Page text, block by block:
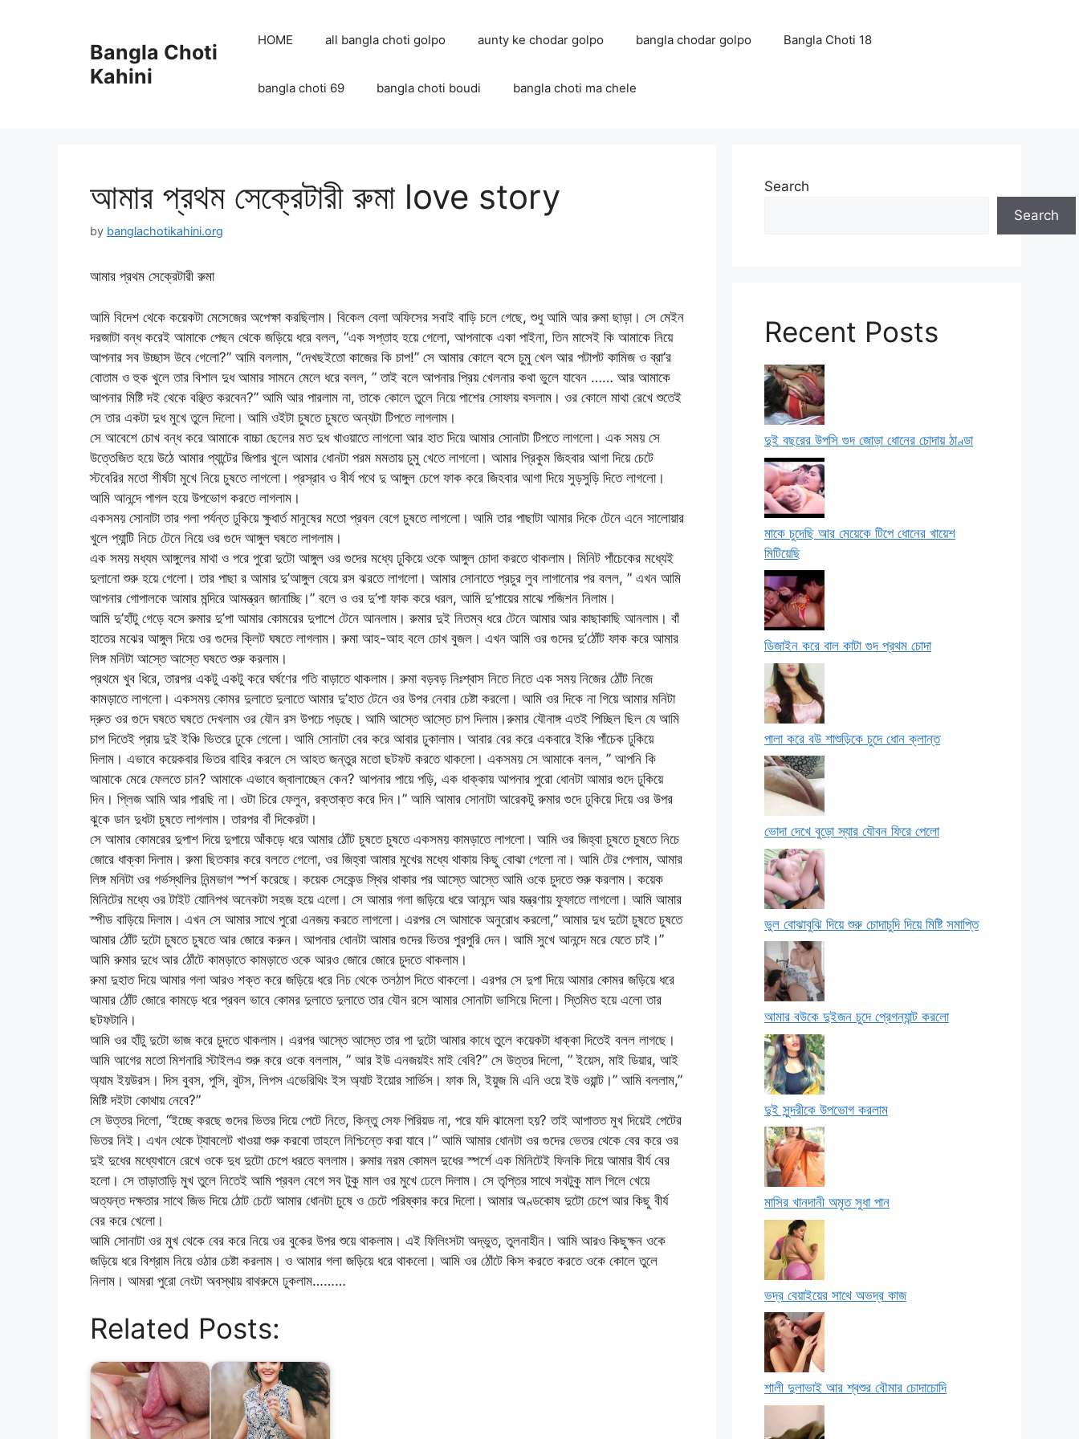
Bangla Choti
Kahini
HOME all bangla choti golpo aunty ke chodar golpo bangla chodar golpo Bangla Choti 18
bangla choti 69 bangla choti boudi bangla choti ma chele
আমার প্রথম সেক্রেটারী রুমা love story
by banglachotikahini.org
আমার প্রথম সেক্রেটারী রুমা
আমি বিদেশ থেকে কয়েকটা মেসেজের অপেক্ষা করছিলাম। বিকেল বেলা অফিসের সবাই বাড়ি চলে গেছে, শুধু আমি আর রুমা ছাড়া। সে মেইন
দরজাটা বন্ধ করেই আমাকে পেছন থেকে জড়িয়ে ধরে বলল, “এক সপ্তাহ হয়ে গেলো, আপনাকে একা পাইনা, তিন মাসেই কি আমাকে নিয়ে
আপনার সব উচ্ছাস উবে গেলো?” আমি বললাম, “দেখছইতো কাজের কি চাপ!” সে আমার কোলে বসে চুমু খেল আর পটাপট কামিজ ও ব্রা’র
বোতাম ও হুক খুলে তার বিশাল দুধ আমার সামনে মেলে ধরে বলল, ” তাই বলে আপনার প্রিয় খেলনার কথা ভুলে যাবেন …… আর আমাকে
আপনার মিষ্টি দই থেকে বঞ্ছিত করবেন?” আমি আর পারলাম না, তাকে কোলে তুলে নিয়ে পাশের সোফায় বসলাম। ওর কোলে মাথা রেখে শুতেই
সে তার একটা দুধ মুখে তুলে দিলো। আমি ওইটা চুষতে চুষতে অন্যটা টিপতে লাগলাম।
সে আবেশে চোখ বন্ধ করে আমাকে বাচ্চা ছেলের মত দুধ খাওয়াতে লাগলো আর হাত দিয়ে আমার সোনাটা টিপতে লাগলো। এক সময় সে
উত্তেজিত হয়ে উঠে আমার প্যান্টের জিপার খুলে আমার ধোনটা পরম মমতায় চুমু খেতে লাগলো। আমার প্রিকুম জিহবার আগা দিয়ে চেটে
স্টবেরির মতো শীর্ষটা মুখে নিয়ে চুষতে লাগলো। প্রস্রাব ও বীর্য পথে দু আঙ্গুল চেপে ফাক করে জিহবার আগা দিয়ে সুড়সুড়ি দিতে লাগলো।
আমি আনন্দে পাগল হয়ে উপভোগ করতে লাগলাম।
একসময় সোনাটা তার গলা পর্যন্ত ঢুকিয়ে ক্ষুধার্ত মানুষের মতো প্রবল বেগে চুষতে লাগলো। আমি তার পাছাটা আমার দিকে টেনে এনে সালোয়ার
খুলে প্যান্টি নিচে টেনে নিয়ে ওর গুদে আঙ্গুল ঘষতে লাগলাম।
এক সময় মধ্যম আঙ্গুলের মাথা ও পরে পুরো দুটো আঙ্গুল ওর গুদের মধ্যে ঢুকিয়ে ওকে আঙ্গুল চোদা করতে থাকলাম। মিনিট পাঁচেকের মধ্যেই
দুলানো শুরু হয়ে গেলো। তার পাছা র আমার দু’আঙ্গুল বেয়ে রস ঝরতে লাগলো। আমার সোনাতে প্রচুর লুব লাগানোর পর বলল, ” এখন আমি
আপনার গোপালকে আমার মন্দিরে আমন্ত্রন জানাচ্ছি।” বলে ও ওর দু’পা ফাক করে ধরল, আমি দু’পায়ের মাঝে পজিশন নিলাম।
আমি দু’হাঁটু গেড়ে বসে রুমার দু’পা আমার কোমরের দুপাশে টেনে আনলাম। রুমার দুই নিতম্ব ধরে টেনে আমার আর কাছাকাছি আনলাম। বাঁ
হাতের মঝের আঙ্গুল দিয়ে ওর গুদের ক্লিট ঘষতে লাগলাম। রুমা আহ-আহ বলে চোখ বুজল। এখন আমি ওর গুদের দু’ঠোঁট ফাক করে আমার
লিঙ্গ মনিটা আস্তে আস্তে ঘষতে শুরু করলাম।
প্রথমে খুব ধিরে, তারপর একটু একটু করে ঘর্ষণের গতি বাড়াতে থাকলাম। রুমা বড়বড় নিঃশ্বাস নিতে নিতে এক সময় নিজের ঠোঁট নিজে
কামড়াতে লাগলো। একসময় কোমর দুলাতে দুলাতে আমার দু’হাত টেনে ওর উপর নেবার চেষ্টা করলো। আমি ওর দিকে না গিয়ে আমার মনিটা
দ্রুত ওর গুদে ঘষতে ঘষতে দেখলাম ওর যৌন রস উপচে পড়ছে। আমি আস্তে আস্তে চাপ দিলাম।রুমার যৌনাঙ্গ এতই পিচ্ছিল ছিল যে আমি
চাপ দিতেই প্রায় দুই ইঞ্চি ভিতরে ঢুকে গেলো। আমি সোনাটা বের করে আবার ঢুকালাম। আবার বের করে একবারে ইঞ্চি পাঁচেক ঢুকিয়ে
দিলাম। এভাবে কয়েকবার ভিতর বাহির করলে সে আহত জন্তুর মতো ছটফট করতে থাকলো। একসময় সে আমাকে বলল, ” আপনি কি
আমাকে মেরে ফেলতে চান? আমাকে এভাবে জ্বালাচ্ছেন কেন? আপনার পায়ে পড়ি, এক ধাক্কায় আপনার পুরো ধোনটা আমার গুদে ঢুকিয়ে
দিন। প্লিজ আমি আর পারছি না। ওটা চিরে ফেলুন, রক্তাক্ত করে দিন।” আমি আমার সোনাটা আরেকটু রুমার গুদে ঢুকিয়ে দিয়ে ওর উপর
ঝুকে ডান দুধটা চুষতে লাগলাম। তারপর বাঁ দিকেরটা।
সে আমার কোমরের দুপাশ দিয়ে দুপায়ে আঁকড়ে ধরে আমার ঠোঁট চুষতে চুষতে একসময় কামড়াতে লাগলো। আমি ওর জিহ্বা চুষতে চুষতে নিচে
জোরে ধাক্কা দিলাম। রুমা ছিতকার করে বলতে গেলো, ওর জিহ্বা আমার মুখের মধ্যে থাকায় কিছু বোঝা গেলো না। আমি টের পেলাম, আমার
লিঙ্গ মনিটা ওর গর্ভস্থলির নিন্মভাগ স্পর্শ করেছে। কয়েক সেকেন্ড স্থির থাকার পর আস্তে আস্তে আমি ওকে চুদতে শুরু করলাম। কয়েক
মিনিটের মধ্যে ওর টাইট যোনিপথ অনেকটা সহজ হয়ে এলো। সে আমার গলা জড়িয়ে ধরে আনন্দে আর যন্ত্রণায় ফুফাতে লাগলো। আমি আমার
স্পীড বাড়িয়ে দিলাম। এখন সে আমার সাথে পুরো এনজয় করতে লাগলো। এরপর সে আমাকে অনুরোধ করলো,” আমার দুধ দুটো চুষতে চুষতে
আমার ঠোঁট দুটো চুষতে চুষতে আর জোরে করুন। আপনার ধোনটা আমার গুদের ভিতর পুরপুরি দেন। আমি সুখে আনন্দে মরে যেতে চাই।”
আমি রুমার দুধে আর ঠোঁটে কামড়াতে কামড়াতে ওকে আরও জোরে জোরে চুদতে থাকলাম।
রুমা দুহাত দিয়ে আমার গলা আরও শক্ত করে জড়িয়ে ধরে নিচ থেকে তলঠাপ দিতে থাকলো। এরপর সে দুপা দিয়ে আমার কোমর জড়িয়ে ধরে
আমার ঠোঁট জোরে কামড়ে ধরে প্রবল ভাবে কোমর দুলাতে দুলাতে তার যৌন রসে আমার সোনাটা ভাসিয়ে দিলো। স্তিমিত হয়ে এলো তার
ছটফটানি।
আমি ওর হাঁটু দুটো ভাজ করে চুদতে থাকলাম। এরপর আস্তে আস্তে তার পা দুটো আমার কাধে তুলে কয়েকটা ধাক্কা দিতেই বলল লাগছে।
আমি আগের মতো মিশনারি স্টাইলএ শুরু করে ওকে বললাম, ” আর ইউ এনজয়ইং মাই বেবি?” সে উত্তর দিলো, ” ইয়েস, মাই ডিয়ার, আই
অ্যাম ইয়উরস। দিস বুবস, পুসি, বুটস, লিপস এভেরিথিং ইস অ্যাট ইয়োর সার্ভিস। ফাক মি, ইয়ুজ মি এনি ওয়ে ইউ ওয়ান্ট।” আমি বললাম,”
মিষ্টি দইটা কোথায় নেবে?”
সে উত্তর দিলো, “ইচ্ছে করছে গুদের ভিতর দিয়ে পেটে নিতে, কিন্তু সেফ পিরিয়ড না, পরে যদি ঝামেলা হয়? তাই আপাতত মুখ দিয়েই পেটের
ভিতর নিই। এখন থেকে ট্যাবলেট খাওয়া শুরু করবো তাহলে নিশ্চিন্তে করা যাবে।” আমি আমার ধোনটা ওর গুদের ভেতর থেকে বের করে ওর
দুই দুধের মধ্যেখানে রেখে ওকে দুধ দুটো চেপে ধরতে বললাম। রুমার নরম কোমল দুধের স্পর্শে এক মিনিটেই ফিনকি দিয়ে আমার বীর্য বের
হলো। সে তাড়াতাড়ি মুখ তুলে নিতেই আমি প্রবল বেগে সব টুকু মাল ওর মুখে ঢেলে দিলাম। সে তৃপ্তির সাথে সবটুকু মাল গিলে খেয়ে
অত্যন্ত দক্ষতার সাথে জিভ দিয়ে ঠোট চেটে আমার ধোনটা চুষে ও চেটে পরিষ্কার করে দিলো। আমার অণ্ডকোষ দুটো চেপে আর কিছু বীর্য
বের করে খেলো।
আমি সোনাটা ওর মুখ থেকে বের করে নিয়ে ওর বুকের উপর শুয়ে থাকলাম। এই ফিলিংসটা অদ্ভুত, তুলনাহীন। আমি আরও কিছুক্ষন ওকে
জড়িয়ে ধরে বিশ্রাম নিয়ে ওঠার চেষ্টা করলাম। ও আমার গলা জড়িয়ে ধরে থাকলো। আমি ওর ঠোঁটে কিস করতে করতে ওকে কোলে তুলে
নিলাম। আমরা পুরো নেংটা অবস্থায় বাথরুমে ঢুকলাম………
Related Posts:
Search
Search
Recent Posts
দুই বছরের উপসি গুদ জোড়া ধোনের চোদায় ঠাণ্ডা
মাকে চুদেছি আর মেয়েকে টিপে ধোনের খায়েশ
মিটিয়েছি
ডিজাইন করে বাল কাটা গুদ প্রথম চোদা
পালা করে বউ শাশুড়িকে চুদে ধোন ক্লান্ত
ভোদা দেখে বুড়ো স্যার যৌবন ফিরে পেলো
ভুল বোঝাবুঝি দিয়ে শুরু চোদাচুদি দিয়ে মিষ্টি সমাপ্তি
আমার বউকে দুইজন চুদে প্রেগন্যান্ট করলো
দুই সুন্দরীকে উপভোগ করলাম
মাসির খানদানী অমৃত সুধা পান
ভদ্র বেয়াইয়ের সাথে অভদ্র কাজ
শালী দুলাভাই আর শ্বশুর বৌমার চোদাচোদি